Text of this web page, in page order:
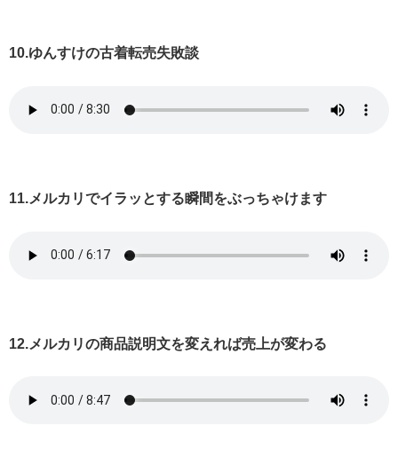
10.ゆんすけの古着転売失敗談
11.メルカリでイラッとする瞬間をぶっちゃけます
12.メルカリの商品説明文を変えれば売上が変わる